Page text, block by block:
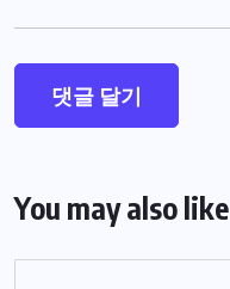
You may also like